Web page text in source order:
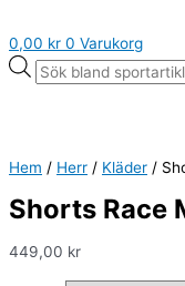
0,00 kr 0 Varukorg
Hem / Herr / Kläder /
Shorts Race
449,00 kr